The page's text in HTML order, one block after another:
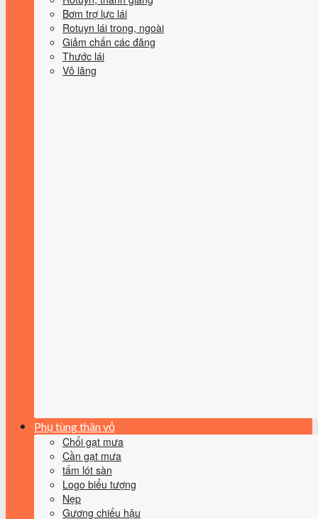
Bơm trợ lực lái
Rotuyn lái trong, ngoài
Giảm chấn các đăng
Thước lái
Vô lăng
Phụ tùng thân vỏ
Chổi gạt mưa
Cần gạt mưa
tấm lót sàn
Logo biểu tượng
Nẹp
Gương chiếu hậu